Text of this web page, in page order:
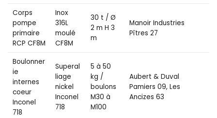
Corps
pompe
primaire
RCP CF8M
Inox
316L
moulé
CF8M
30 t / Ø
2 m H 3
m
Manoir Industries
Pîtres 27
Boulonner
ie
internes
coeur
Inconel
718
Superal
liage
nickel
Inconel
718
5 à 50
kg /
boulons
M30 à
M100
Aubert & Duval
Pamiers 09, Les
Ancizes 63